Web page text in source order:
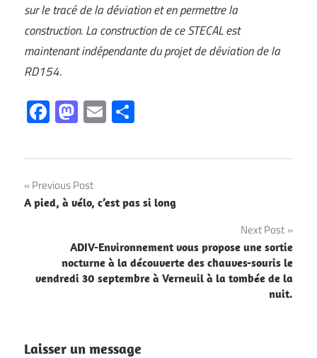
sur le tracé de la déviation et en permettre la
construction. La construction de ce STECAL est
maintenant indépendante du projet de déviation de la
RD154.
Facebook
Mastodon
Email
Navigation
de
l’article
Previous Post
A pied, à vélo, c’est pas si long
Next Post
ADIV-Environnement vous propose une sortie
nocturne à la découverte des chauves-souris le
vendredi 30 septembre à Verneuil à la tombée de la
nuit.
Laisser un message